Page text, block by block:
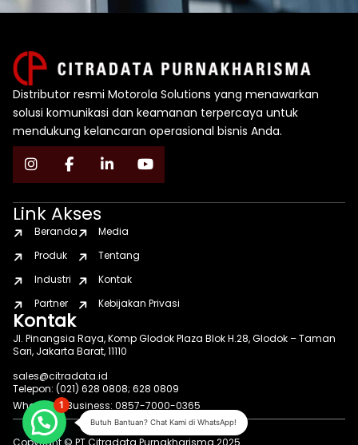
Distributor resmi Motorola Solutions yang menawarkan
solusi komunikasi dan keamanan terpercaya untuk
mendukung kelancaran operasional bisnis Anda.
Link Akses
Beranda
Produk
Industri
Partner
Media
Tentang
Kontak
Kebijakan Privasi
Kontak
Jl. Pinangsia Raya, Komp Glodok Plaza Blok H.28, Glodok – Taman
Sari, Jakarta Barat, 11110
sales@citradata.id
Telepon: (021) 628 0808; 628 0809
WhatsApp Business: 0857-7000-0365
Copyright © PT Citradata Purnakharisma 2025
Butuh Bantuan? Chat Kami di WhatsApp!
1